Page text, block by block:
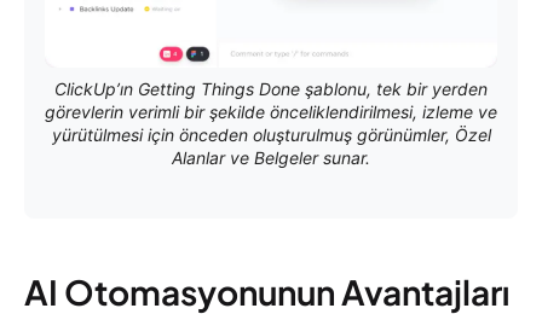
ClickUp’ın Getting Things Done şablonu, tek bir yerden
görevlerin verimli bir şekilde önceliklendirilmesi, izleme ve
yürütülmesi için önceden oluşturulmuş görünümler, Özel
Alanlar ve Belgeler sunar.
AI Otomasyonunun Avantajları